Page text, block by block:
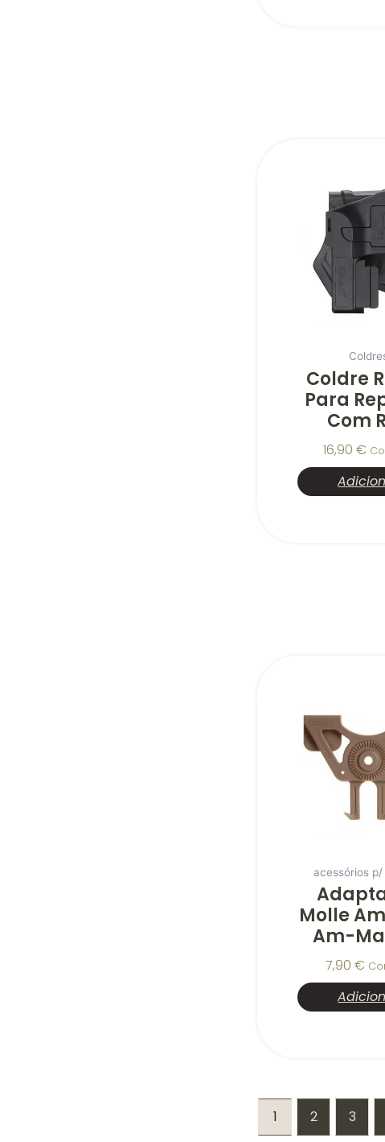
Coldre
Para
Com
16,90€
acessórios
Molle
Am-
7,90 €
1 2 3